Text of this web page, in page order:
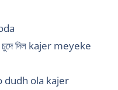
চুদে দিল kajer meyeke
dudh ola kajer